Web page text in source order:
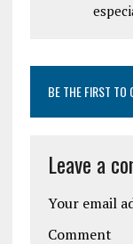
BE THE FIRST TO
Leave a
Your email
Comment